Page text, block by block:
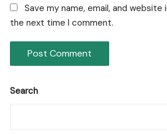
Save my name, email, and
the next time I comment.
Search